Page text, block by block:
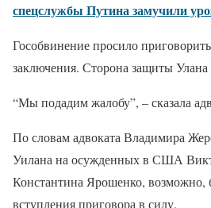
спецслужбы Путина замучили
Гособвинение просило
заключения. Сторона защиты Улана
“Мы подадим жалобу”, – сказала
По словам адвоката Владимира
Уилана на осужденных в США
Константина Ярошенко, возможно,
вступления приговора в силу.